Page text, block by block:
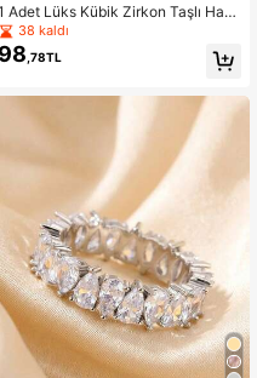
Adet Lüks Kübik Zirkon Taşlı Haç
Tasarımlı Bakır Açık Yüzük, Kadınla
rın Günlük ve Parti Kullanımı İçin Uy
gun
38 kaldı
98 ,78TL